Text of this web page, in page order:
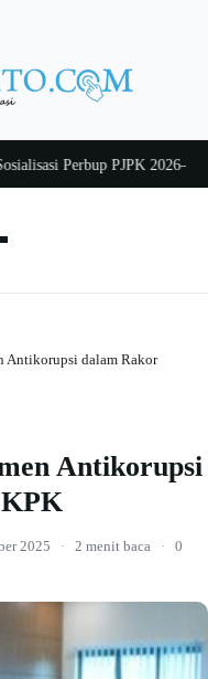
Perbup PJPK 2026–2030
Antikorupsi dalam Rakor
Antikorupsi
2025 · 2 menit baca ·
0